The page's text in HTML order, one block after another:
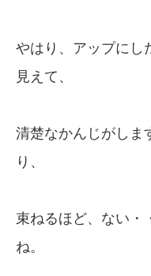
やはり、アップにし
見えて、
清楚なかんじがしま
り、
束ねるほど、ない・
ね。